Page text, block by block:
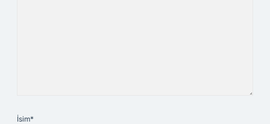
İsim*